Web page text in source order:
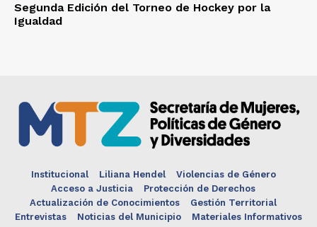
Segunda Edición del Torneo de Hockey por la
Igualdad
Institucional Liliana Hendel
Violencias de Género
Acceso a Justicia
Protección de Derechos
Actualización de Conocimientos
Gestión Territorial
Entrevistas
Noticias del Municipio Materiales Informativos